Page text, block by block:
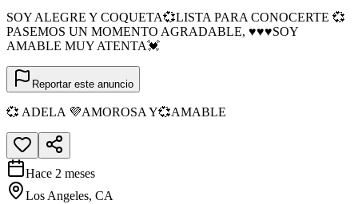
SOY ALEGRE Y COQUETA💞LISTA PARA CONOCERTE 💞
PASEMOS UN MOMENTO AGRADABLE, ♥️♥️♥️SOY
AMABLE MUY ATENTA💓
Reportar este anuncio
💞 ADELA 💜AMOROSA Y💞AMABLE
Hace 2 meses
Los Angeles, CA